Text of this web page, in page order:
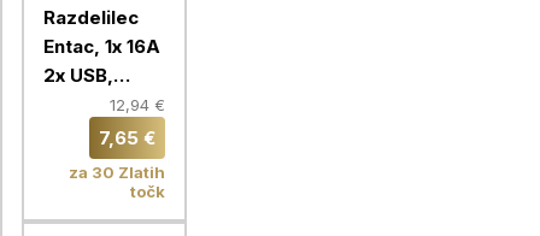
Razdelilec
Entac, 1x 16A
2x USB,
12,94 €
7,65 €
za 30 Zlatih
točk